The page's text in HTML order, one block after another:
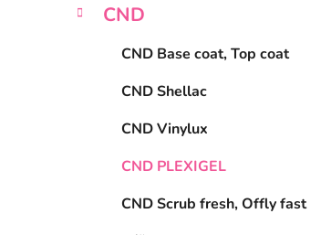
a
i
CND
CND Base coat, Top coat
CND Shellac
CND Vinylux
CND PLEXIGEL
CND Scrub fresh, Offly fast